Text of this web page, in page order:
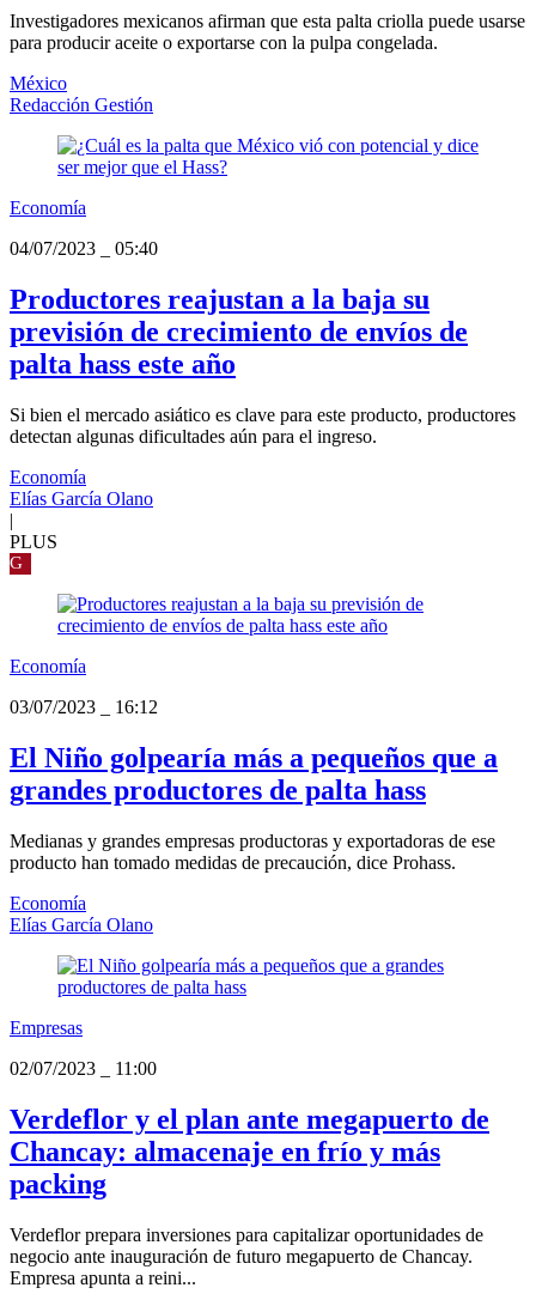
Investigadores mexicanos afirman que esta palta criolla puede usarse
para producir aceite o exportarse con la pulpa congelada.
México
Redacción Gestión
Economía
04/07/2023
05:40
Productores reajustan a la baja su
previsión de crecimiento de envíos de
palta hass este año
Si bien el mercado asiático es clave para este producto, productores
detectan algunas dificultades aún para el ingreso.
Economía
Elías García Olano
|
PLUS
G
Economía
03/07/2023
16:12
El Niño golpearía más a pequeños que a
grandes productores de palta hass
Medianas y grandes empresas productoras y exportadoras de ese
producto han tomado medidas de precaución, dice Prohass.
Economía
Elías García Olano
Empresas
02/07/2023
11:00
Verdeflor y el plan ante megapuerto de
Chancay: almacenaje en frío y más
packing
Verdeflor prepara inversiones para capitalizar oportunidades de
negocio ante inauguración de futuro megapuerto de Chancay.
Empresa apunta a reini...